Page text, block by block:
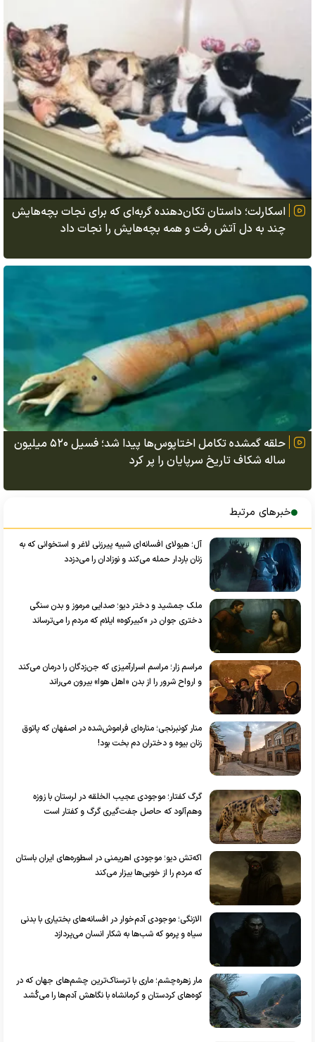
اسکارلت؛ داستان تکان‌دهنده گربه‌ای که برای نجات بچه‌هایش
چند به دل آتش رفت و همه بچه‌هایش را نجات داد
حلقه گمشده تکامل اختاپوس‌ها پیدا شد؛ فسیل ۵۲۰ میلیون
ساله شکاف تاریخ سرپایان را پر کرد
خبرهای مرتبط
آل؛ هیولای افسانه‌ای شبیه پیرزنی لاغر و استخوانی که به
زنان باردار حمله می‌کند و نوزادان را می‌دزدد
ملک جمشید و دختر دیو؛ صدایی مرموز و بدن سنگی
دختری جوان در «کبیرکوه» ایلام که مردم را می‌ترساند
مراسم زار؛ مراسم اسرارآمیزی که جن‌زدگان را درمان می‌کند
و ارواح شرور را از بدن «اهل هوا» بیرون می‌راند
منار کونبرنجی؛ مناره‌ای فراموش‌شده در اصفهان که پاتوق
زنان بیوه و دختران دم بخت بود!
گرگ کفتار؛ موجودی عجیب الخلقه در لرستان با زوزه
وهم‌آلود که حاصل جفت‌گیری گرگ و کفتار است
اکه‌تش دیو؛ موجودی اهریمنی در اسطوره‌های ایران باستان
که مردم را از خوبی‌ها بیزار می‌کند
الازنگی؛ موجودی آدم‌خوار در افسانه‌های بختیاری با بدنی
سیاه و پرمو که شب‌ها به شکار انسان می‌پردازد
مار زهره‌چشم؛ ماری با ترسناک‌ترین چشم‌های جهان که در
کوه‌های کردستان و کرمانشاه با نگاهش آدم‌ها را می‌کُشد